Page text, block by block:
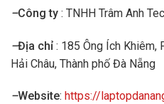
–Công ty : TNHH Trâm Anh
–Địa chỉ : 185 Ông Ích Khiêm,
Hải Châu, Thành phố Đà Nẵng
–Website: https://